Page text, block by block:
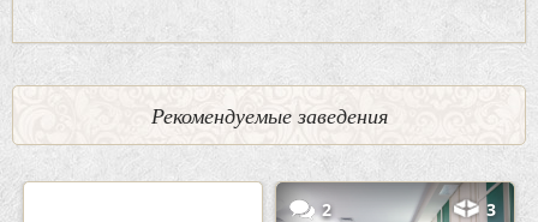
Рекомендуемые заведения
2 3